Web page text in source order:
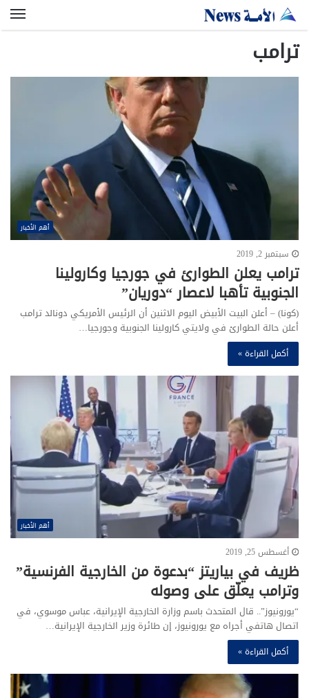
ترامب
أهم الأخبار
سبتمبر 2, 2019
ترامب يعلن الطوارئ في جورجيا وكارولينا
الجنوبية تأهبا لاعصار “دوريان”
(كونا) – أعلن البيت الأبيض اليوم الاثنين أن الرئيس الأمريكي دونالد ترامب
أعلن حالة الطوارئ في ولايتي كارولينا الجنوبية وجورجيا…
أكمل القراءة »
أهم الأخبار
أغسطس 25, 2019
ظريف في بياريتز “بدعوة من الخارجية الفرنسية”
وترامب يعلّق على وصوله
“يورونيوز”.. قال المتحدث باسم وزارة الخارجية الإيرانية، عباس موسوي، في
اتصال هاتفي أجراه مع يورونيوز، إن طائرة وزير الخارجية الإيرانية…
أكمل القراءة »